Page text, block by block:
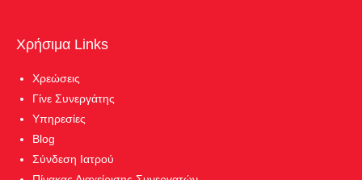
Χρήσιμα Links
Χρεώσεις
Γίνε Συνεργάτης
Υπηρεσίες
Blog
Σύνδεση Ιατρού